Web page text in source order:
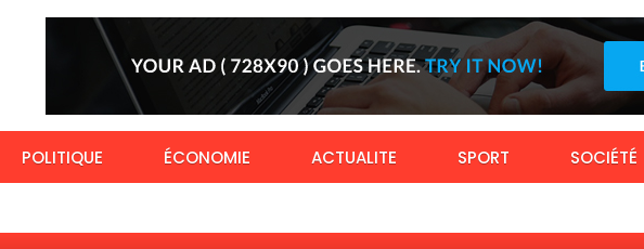
POLITIQUE ÉCONOMIE ACTUALITE SPORT SOCIÉTÉ